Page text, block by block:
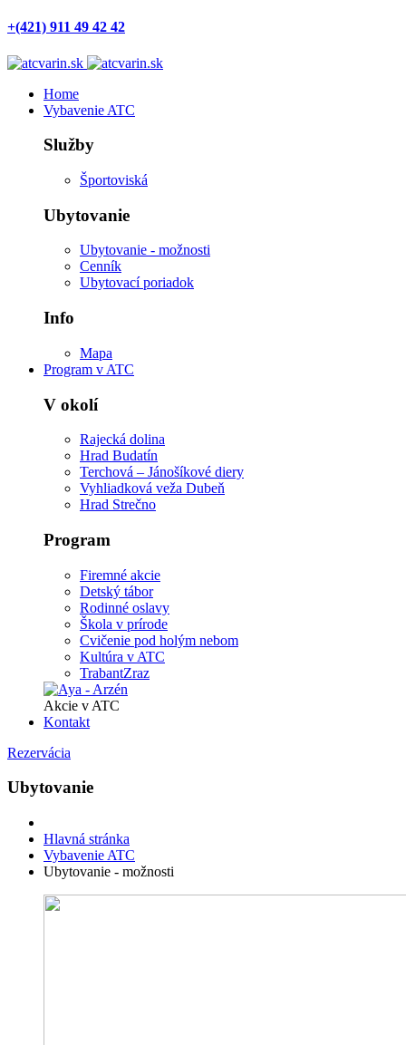
+(421) 911 49 42 42
Home
Vybavenie ATC
Služby
Športoviská
Ubytovanie
Ubytovanie - možnosti
Cenník
Ubytovací poriadok
Info
Mapa
Program v ATC
V okolí
Rajecká dolina
Hrad Budatín
Terchová – Jánošíkové diery
Vyhliadková veža Dubeň
Hrad Strečno
Program
Firemné akcie
Detský tábor
Rodinné oslavy
Škola v prírode
Cvičenie pod holým nebom
Kultúra v ATC
TrabantZraz
Akcie v ATC
Kontakt
Rezervácia
Ubytovanie
Hlavná stránka
Vybavenie ATC
Ubytovanie - možnosti